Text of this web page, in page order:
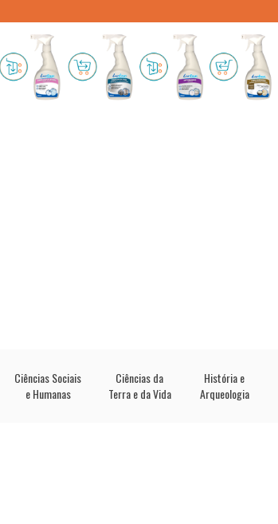
Ciências Sociais
e Humanas
Ciências da
Terra e da Vida
História e
Arqueologia